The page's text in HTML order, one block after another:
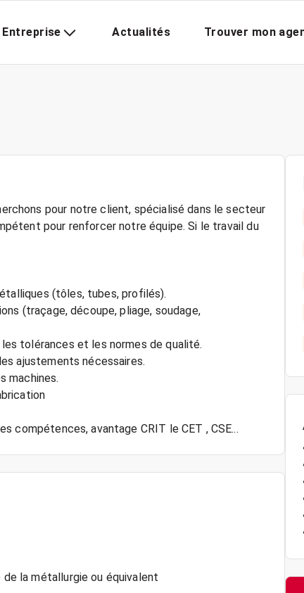
Entreprise Actualités Trouver mon
pour notre client, spécialisé dans le secteur
pour renforcer notre équipe. Si le travail du
(tôles, tubes, profilés).
(traçage, découpe, pliage, soudage,
tolérances et les normes de qualité.
ajustements nécessaires.
machines.
de la métallurgie ou équivalent